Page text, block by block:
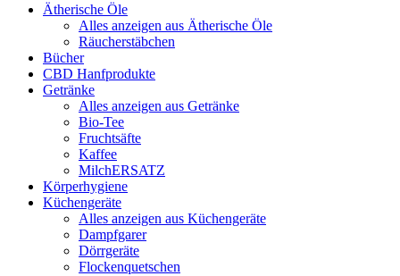
Ätherische Öle
Alles anzeigen aus Ätherische Öle
Räucherstäbchen
Bücher
CBD Hanfprodukte
Getränke
Alles anzeigen aus Getränke
Bio-Tee
Fruchtsäfte
Kaffee
MilchERSATZ
Körperhygiene
Küchengeräte
Alles anzeigen aus Küchengeräte
Dampfgarer
Dörrgeräte
Flockenquetschen